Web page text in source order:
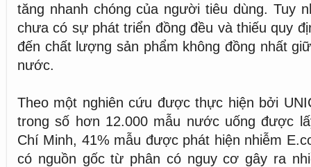
tăng nhanh chóng của người tiêu dùng. Tuy
chưa có sự phát triển đồng đều và thiếu quy
đến chất lượng sản phẩm không đồng nhất
nước.
Theo một nghiên cứu được thực hiện bởi
trong số hơn 12.000 mẫu nước uống được
Chí Minh, 41% mẫu được phát hiện nhiễm
có nguồn gốc từ phân có nguy cơ gây ra